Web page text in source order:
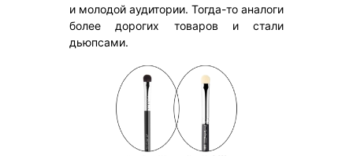
и молодой аудитории. Тогда-то аналоги
более дорогих товаров и стали
дьюпсами.